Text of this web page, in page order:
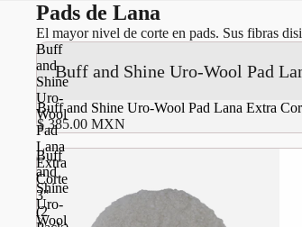
Pads de Lana
El mayor nivel de corte en pads. Sus fibras
Buff
and
Shine
Uro-
Wool
Pad
Lana
Extra
Corte
3"
(2
Buff and Shine Uro-Wool Pad
Agotado
Buff and Shine Uro-Wool Pad Lana Extra
$ 385.00 MXN
Buff
and
Shine
Uro-
Wool